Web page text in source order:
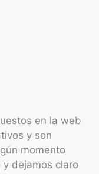
en la web
y son
momento
dejamos claro